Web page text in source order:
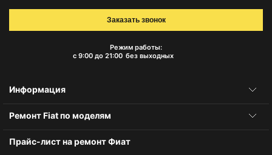
Режим работы:
с 9:00 до 21:00 без выходных
Заказать звонок
Информация
Ремонт Fiat по моделям
Прайс-лист на ремонт Фиат